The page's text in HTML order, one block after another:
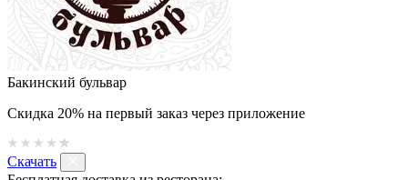
Бакинский бульвар
Скидка 20% на первый заказ через приложение
Скачать